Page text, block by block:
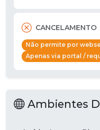
CANCELAMENTO
Não permite por
Apenas via portal /
Ambientes